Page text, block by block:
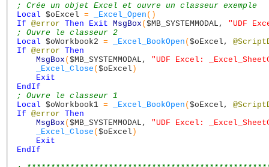
; Crée un objet Excel et ouvre un classeur exemple
Local $oExcel = _Excel_Open ( )
If @error Then Exit MsgBox ( $MB_SYSTEMMODAL ,
"UDF
; Ouvre le classeur 2
Local $oWorkbook2 = _Excel_BookOpen ( $oExcel ,
If @error Then
MsgBox ( $MB_SYSTEMMODAL ,
"UDF Excel:
_Excel_Close ( $oExcel )
Exit
EndIf
; Ouvre le classeur 1
Local $oWorkbook1 = _Excel_BookOpen ( $oExcel ,
If @error Then
MsgBox ( $MB_SYSTEMMODAL ,
"UDF Excel:
_Excel_Close ( $oExcel )
Exit
EndIf